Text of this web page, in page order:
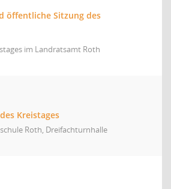
öffentliche Sitzung des
im Landratsamt Roth
Kreistages
Roth, Dreifachturnhalle